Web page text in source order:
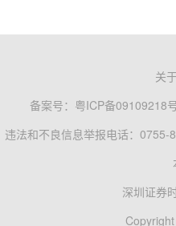
关
备案号： 粤ICP备09109218
违法和不良信息举报电话：0755-
深圳证券